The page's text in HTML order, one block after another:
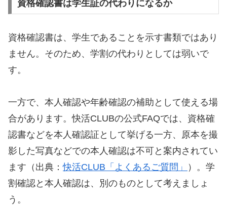
資格確認書は学生証の代わりになるか
資格確認書は、学生であることを示す書類ではあり
ません。そのため、学割の代わりとしては弱いで
す。
一方で、本人確認や年齢確認の補助として使える場
合があります。快活CLUBの公式FAQでは、資格確
認書などを本人確認証として挙げる一方、原本を撮
影した写真などでの本人確認は不可と案内されてい
ます（出典：快活CLUB「よくあるご質問」
）。学
割確認と本人確認は、別のものとして考えましょ
う。